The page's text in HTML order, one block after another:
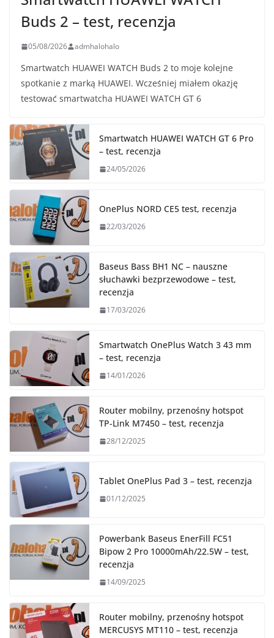
Buds 2 – test, recenzja
05/08/2026 admhalohalo
Smartwatch HUAWEI WATCH Buds 2 to moje kolejne
spotkanie z marką HUAWEI. Wcześniej miałem okazję
testować smartwatcha HUAWEI WATCH GT 6
Smartwatch HUAWEI WATCH GT 6 Pro
– test, recenzja
24/05/2026
OnePlus NORD CE5 test, recenzja
22/03/2026
Baseus Bass BH1 NC – nauszne
słuchawki bezprzewodowe – test,
recenzja
17/03/2026
Smartwatch OnePlus Watch 3 43 mm
– test, recenzja
14/01/2026
Router mobilny, przenośny hotspot
TP-Link M7450 – test, recenzja
28/12/2025
Tablet OnePlus Pad 3 – test, recenzja
01/12/2025
Powerbank Baseus EnerFill FC51
Bipow 2 Pro 10000mAh/22.5W – test,
recenzja
14/09/2025
Router mobilny, przenośny hotspot
MERCUSYS MT110 – test, recenzja